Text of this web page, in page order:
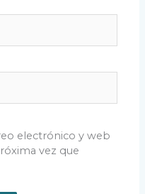
electrónico y web
vez que